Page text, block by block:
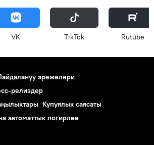
VK ТikТоk Rutube
эрежелери
релиздер
Купуялык саясаты
автоматтык логирлөө